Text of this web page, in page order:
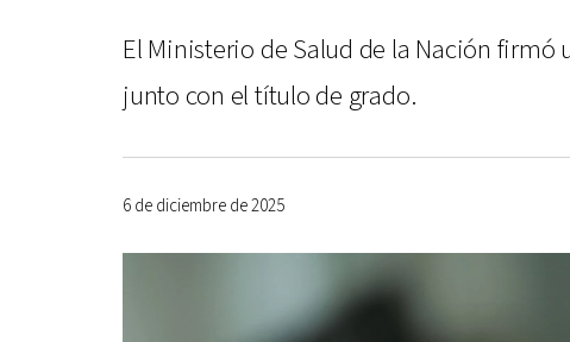
El Ministerio de Salud de la Nación
junto con el título de grado.
6 de diciembre de 2025